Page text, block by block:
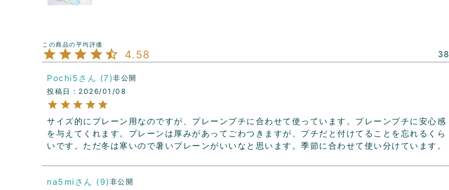
4.58 38
Pochi5 7 非公開
投稿日
2026/01/08
サイズ的にプレーン用なのですが、プレーンプチに合わせて使っています。プレーンプチに安心感
を与えてくれます。プレーンは厚みがあってごわつきますが、プチだと付けてることを忘れるくら
いです。ただ冬は寒いので暑いプレーンがいいなと思います。季節に合わせて使い分けています。
na5mi 9 非公開